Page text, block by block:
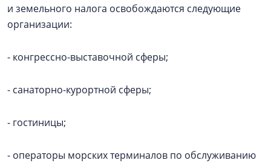
и земельного налога освобождаются следующие
организации:
- конгрессно-выставочной сферы;
- санаторно-курортной сферы;
- гостиницы;
- операторы морских терминалов по обслуживанию